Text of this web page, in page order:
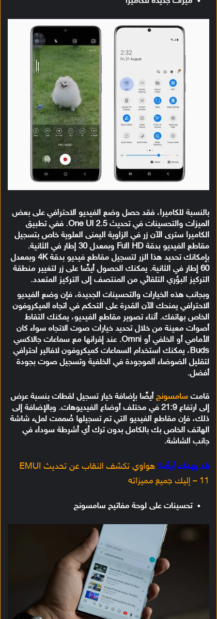
بالنسبة للكاميرا، فقد حصل وضع الفيديو الاحترافي على بعض
الميزات والتحسينات في تحديث One UI 2.5. ففي تطبيق
الكاميرا سترى الآن زر في الزاوية اليمنى العلوية خاص بتسجيل
مقاطع الفيديو بدقة Full HD وبمعدل 30 إطار في الثانية.
بإمكانك تحديد هذا الزر لتسجيل مقاطع فيديو بدقة 4K وبمعدل
60 إطار في الثانية. يمكنك الحصول أيضًا على زر لتغيير منطقة
التركيز البؤري التلقائي من المنتصف إلى التركيز المتعدد.
وبجانب هذه الخيارات والتحسينات الجديدة، فإن وضع الفيديو
الاحترافي يمنحك الآن القدرة على التحكم في اتجاه الميكروفون
الخاص بهاتفك. أثناء تصوير مقاطع الفيديو، يمكنك التقاط
أصوات معينة من خلال تحديد خيارات صوت الاتجاه سواء كان
الأمامي أو الخلفي أو Omni. عند إقرانها مع سماعات جالاكسي
Buds، يمكنك استخدام السماعات كميكروفون لافالير احترافي
لتقليل الضوضاء الموجودة في الخلفية وتسجيل صوت بجودة
أفضل.
قامت سامسونج أيضًا بإضافة خيار تسجيل لقطات بنسبة عرض
إلى ارتفاع 21:9 في مختلف أوضاع الفيديوهات. وبالإضافة إلى
ذلك، فإن مقاطع الفيديو التي تم تسجيلها صُممت لملء شاشة
الهاتف الخاص بك بالكامل بدون ترك أي أشرطة سوداء في
جانب الشاشة.
قد يهمك أيضًا:
هواوي تكشف النقاب عن تحديث EMUI
11 – إليك جميع مميزاته
تحسينات على لوحة مفاتيح سامسونج